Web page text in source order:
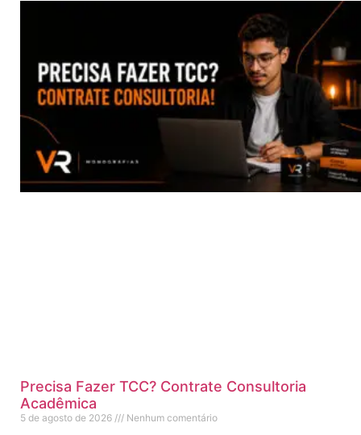
Precisa Fazer TCC? Contrate Consultoria
Acadêmica
5 de agosto de 2026 Nenhum comentário